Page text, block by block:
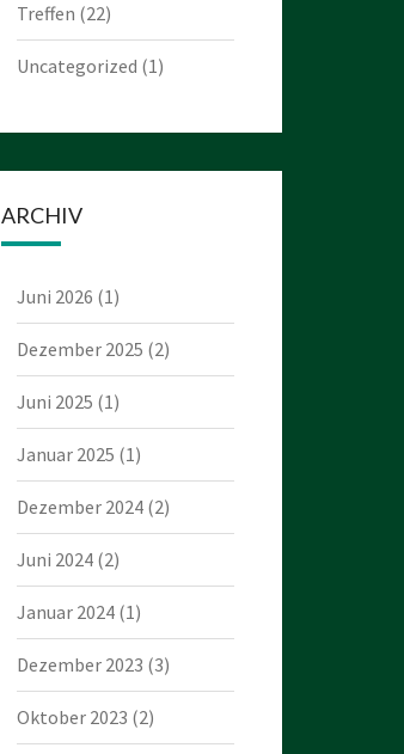
Treffen (22)
Uncategorized (1)
ARCHIV
Juni 2026 (1)
Dezember 2025 (2)
Juni 2025 (1)
Januar 2025 (1)
Dezember 2024(2)
Juni 2024(2)
Januar 2024(1)
Dezember 2023 (3)
Oktober 2023 (2)